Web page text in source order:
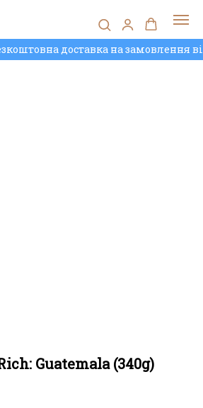
доставка на замовлення
Guatemala (340g)